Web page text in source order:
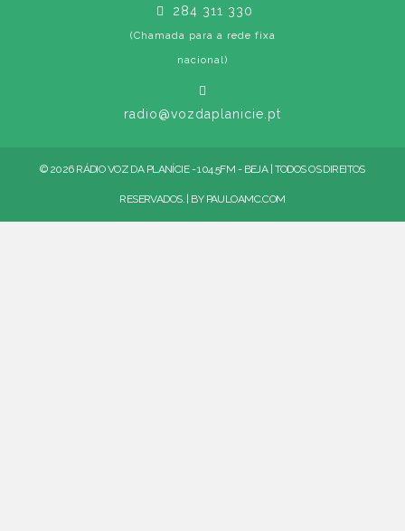
284 311 330
(Chamada para a rede fixa
nacional)
radio@vozdaplanicie.pt
© 2026 RÁDIO VOZ DA PLANÍCIE - 104.5FM - BEJA | TODOS OS DIREITOS
RESERVADOS. | BY PAULOAMC.COM